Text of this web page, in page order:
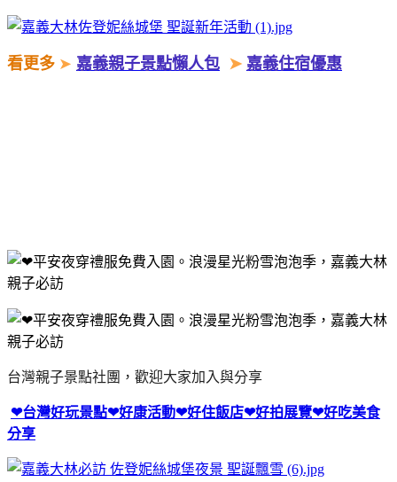
看更多 ➤ 嘉義親子景點懶人包 ➤ 嘉義住宿優惠
台灣親子景點社團，歡迎大家加入與分享
❤台灣好玩景點❤好康活動❤好住飯店❤好拍展覽❤好吃美食
分享